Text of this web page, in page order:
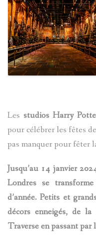
HARRY POTTER
LES ACTEURS
J.K. ROWLING
A PROPOS
Lesstudios Harry
pour célébrer les fêtes
pas manquer pour fêter
Jusqu’au 14 janvier
Londres se
d’année. Petits et
décors enneigés, de
Traverse en passant par